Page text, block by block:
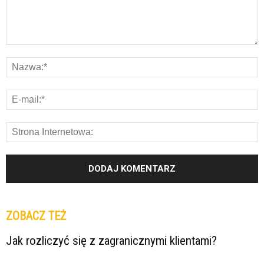
ZOBACZ TEŻ
Jak rozliczyć się z zagranicznymi klientami?